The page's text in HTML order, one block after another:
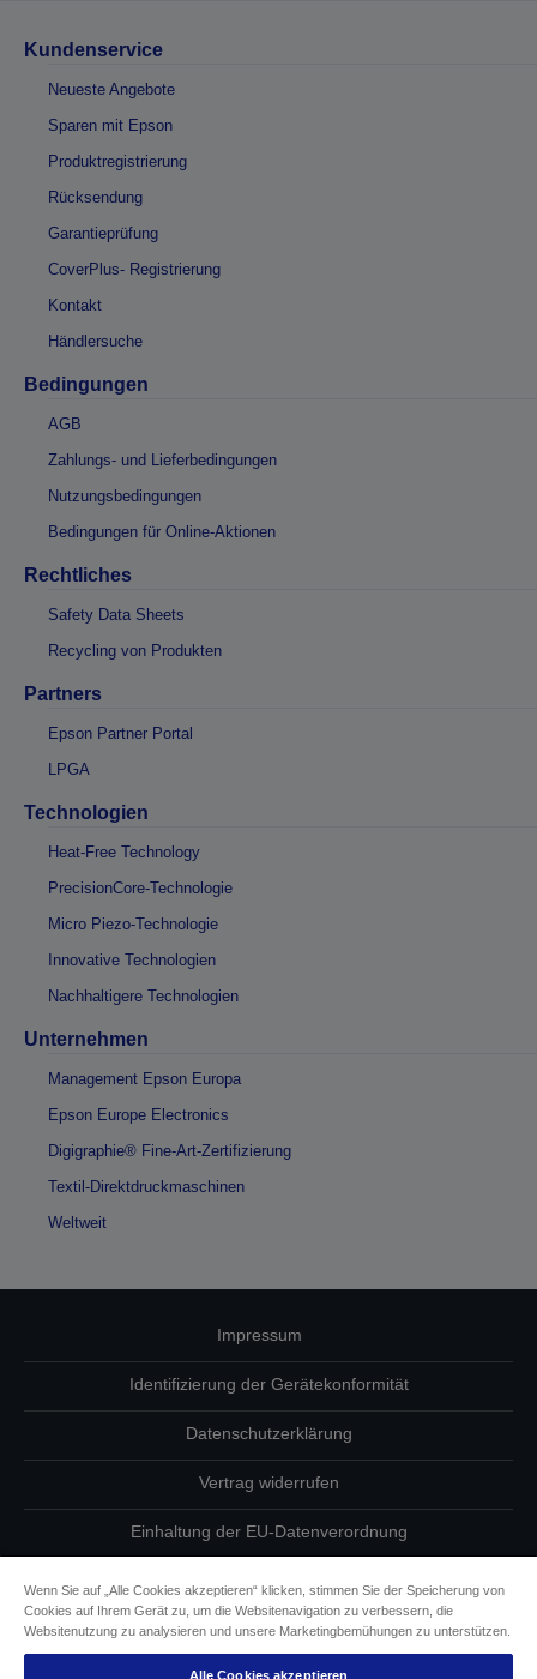
Kundenservice
Neueste Angebote
Sparen mit Epson
Produktregistrierung
Rücksendung
Garantieprüfung
CoverPlus- Registrierung
Kontakt
Händlersuche
Bedingungen
AGB
Zahlungs- und Lieferbedingungen
Nutzungsbedingungen
Bedingungen für Online-Aktionen
Rechtliches
Safety Data Sheets
Recycling von Produkten
Partners
Epson Partner Portal
LPGA
Technologien
Heat-Free Technology
PrecisionCore-Technologie
Micro Piezo-Technologie
Innovative Technologien
Nachhaltigere Technologien
Unternehmen
Management Epson Europa
Epson Europe Electronics
Digigraphie® Fine-Art-Zertifizierung
Textil-Direktdruckmaschinen
Weltweit
Impressum
Identifizierung der Gerätekonformität
Datenschutzerklärung
Vertrag widerrufen
Einhaltung der EU-Datenverordnung
Informationen zu Cookies
Wenn Sie auf „Alle Cookies akzeptieren“ klicken, stimmen Sie der Speicherung von
Cookies auf Ihrem Gerät zu, um die Websitenavigation zu verbessern, die
Websitenutzung zu analysieren und unsere Marketingbemühungen zu unterstützen.
Alle Cookies akzeptieren